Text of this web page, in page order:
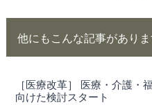
他にもこんな記事があり
［医療改革］ 医療・介護・
向けた検討スタート